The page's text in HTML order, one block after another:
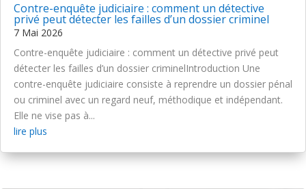
Contre-enquête judiciaire : comment un détective
privé peut détecter les failles d’un dossier criminel
7 Mai 2026
Contre-enquête judiciaire : comment un détective privé peut
détecter les failles d’un dossier criminelIntroduction Une
contre-enquête judiciaire consiste à reprendre un dossier pénal
ou criminel avec un regard neuf, méthodique et indépendant.
Elle ne vise pas à...
lire plus